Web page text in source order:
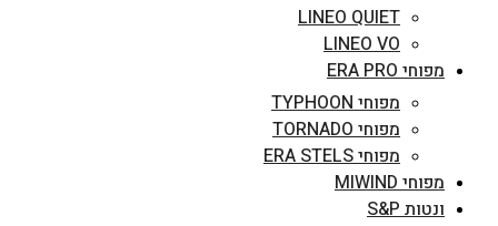
LINEO QUIET
LINEO VO
מפוחי ERA PRO
מפוחי TYPHOON
מפוחי TORNADO
מפוחי ERA STELS
מפוחי MIWIND
ונטות S&P